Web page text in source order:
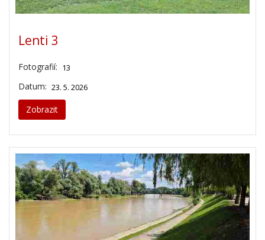
Lenti 3
Fotografií: 13
Datum: 23. 5. 2026
Zobrazit